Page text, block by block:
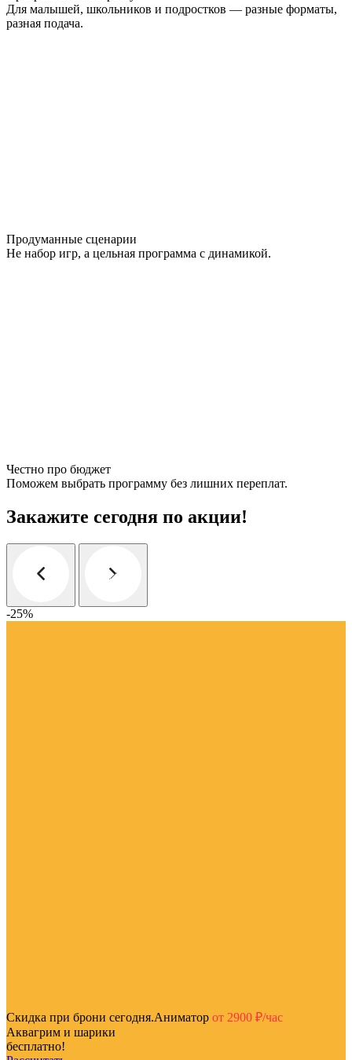
Для малышей, школьников и подростков — разные форматы,
разная подача.
Продуманные сценарии
Не набор игр, а цельная программа с динамикой.
Честно про бюджет
Поможем выбрать программу без лишних переплат.
Закажите сегодня по акции!
-25%
Скидка при брони сегодня.Аниматор от 2900 ₽/час
Аквагрим и шарики
бесплатно!